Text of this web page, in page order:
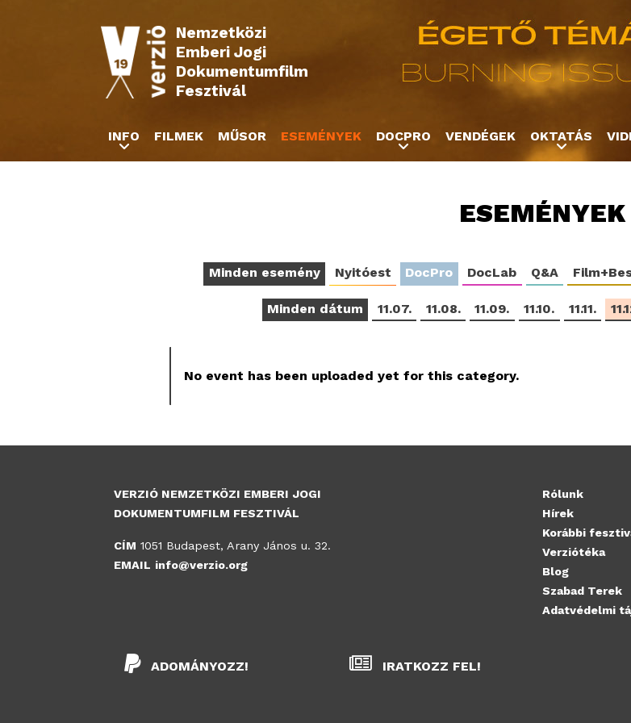
Nemzetközi
Emberi Jogi
Dokumentumfilm
Fesztivál
ESEMÉNYEK
Minden esemény Nyitóest DocPro DocLab Q&A
Minden dátum 11.07. 11.08. 11.09. 11.10. 11.11.
No event has been uploaded yet for this category.
INFO FILMEK MŰSOR ESEMÉNYEK DOCPRO VENDÉGEK OKTATÁS
VERZIÓ NEMZETKÖZI EMBERI JOGI
DOKUMENTUMFILM FESZTIVÁL
CÍM 1051 Budapest, Arany János u. 32.
EMAIL info@verzio.org
ADOMÁNYOZZ! IRATKOZZ FEL!
Rólunk
Hírek
Korábbi
Verziótéka
Blog
Szabad Terek
Adatvédelmi